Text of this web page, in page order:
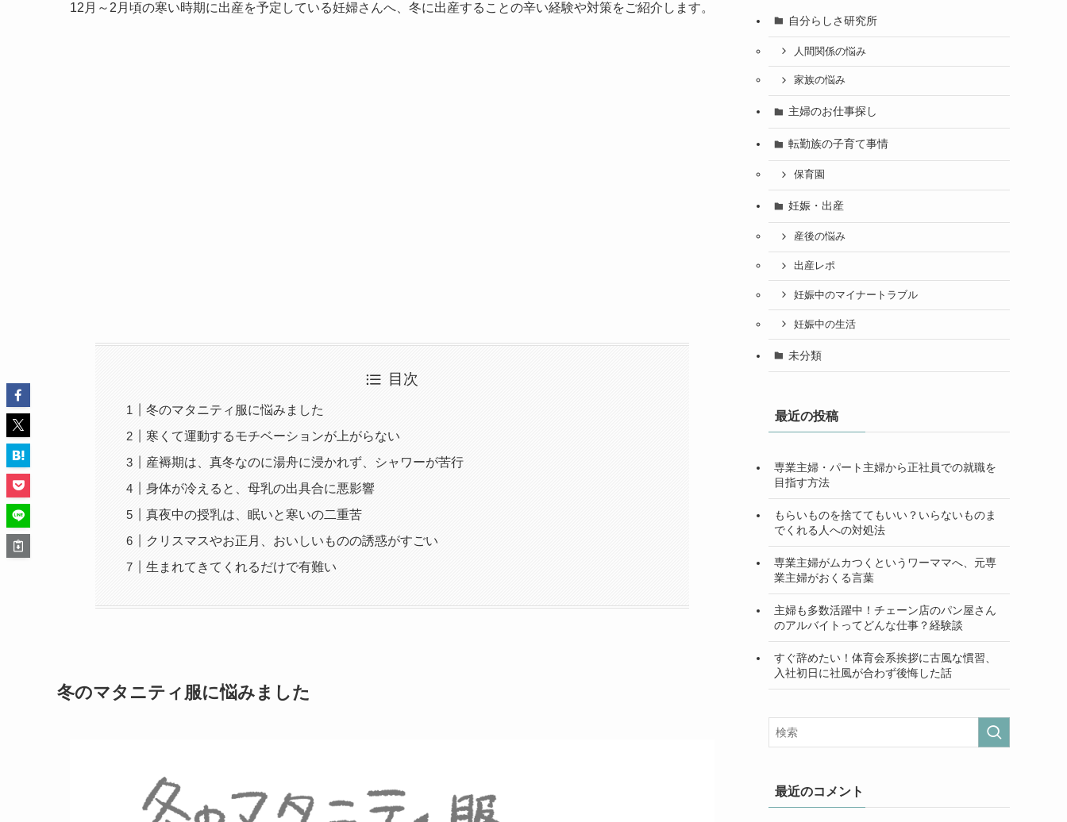
12月～2月頃の寒い時期に出産を予定している妊婦さんへ、冬に出産することの辛い経験や対策をご紹介します。
目次
冬のマタニティ服に悩みました
寒くて運動するモチベーションが上がらない
産褥期は、真冬なのに湯舟に浸かれず、シャワーが苦行
身体が冷えると、母乳の出具合に悪影響
真夜中の授乳は、眠いと寒いの二重苦
クリスマスやお正月、おいしいものの誘惑がすごい
生まれてきてくれるだけで有難い
冬のマタニティ服に悩みました
自分らしさ研究所
人間関係の悩み
家族の悩み
主婦のお仕事探し
転勤族の子育て事情
保育園
妊娠・出産
産後の悩み
出産レポ
妊娠中のマイナートラブル
妊娠中の生活
未分類
最近の投稿
専業主婦・パート主婦から正社員での就職を
目指す方法
もらいものを捨ててもいい？いらないものま
でくれる人への対処法
専業主婦がムカつくというワーママへ、元専
業主婦がおくる言葉
主婦も多数活躍中！チェーン店のパン屋さん
のアルバイトってどんな仕事？経験談
すぐ辞めたい！体育会系挨拶に古風な慣習、
入社初日に社風が合わず後悔した話
最近のコメント